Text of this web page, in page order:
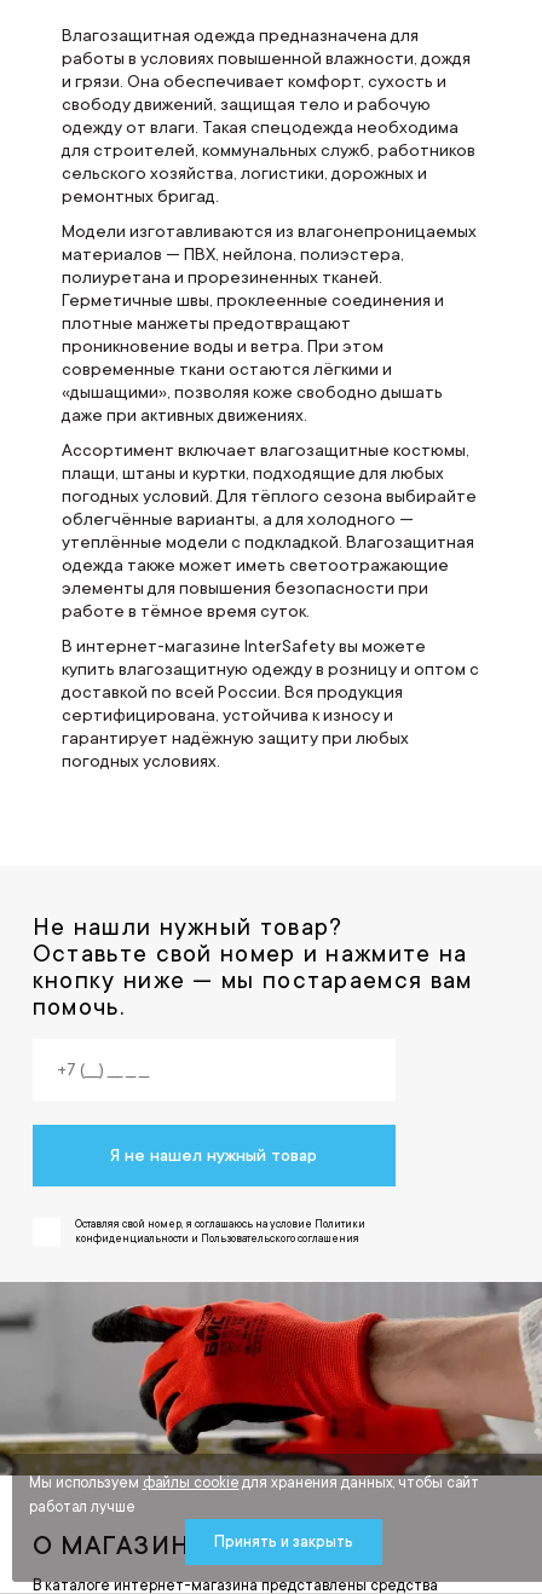
Влагозащитная одежда предназначена для
работы в условиях повышенной влажности, дождя
и грязи. Она обеспечивает комфорт, сухость и
свободу движений, защищая тело и рабочую
одежду от влаги. Такая спецодежда необходима
для строителей, коммунальных служб, работников
сельского хозяйства, логистики, дорожных и
ремонтных бригад.
Модели изготавливаются из влагонепроницаемых
материалов — ПВХ, нейлона, полиэстера,
полиуретана и прорезиненных тканей.
Герметичные швы, проклеенные соединения и
плотные манжеты предотвращают
проникновение воды и ветра. При этом
современные ткани остаются лёгкими и
«дышащими», позволяя коже свободно дышать
даже при активных движениях.
Ассортимент включает влагозащитные костюмы,
плащи, штаны и куртки, подходящие для любых
погодных условий. Для тёплого сезона выбирайте
облегчённые варианты, а для холодного —
утеплённые модели с подкладкой. Влагозащитная
одежда также может иметь светоотражающие
элементы для повышения безопасности при
работе в тёмное время суток.
В интернет-магазине InterSafety вы можете
купить влагозащитную одежду в розницу и оптом с
доставкой по всей России. Вся продукция
сертифицирована, устойчива к износу и
гарантирует надёжную защиту при любых
погодных условиях.
Не нашли нужный товар?
Оставьте свой номер и нажмите на
кнопку ниже — мы постараемся вам
помочь.
Я не нашел нужный товар
Оставляя свой номер, я соглашаюсь на условие Политики
конфиденциальности и Пользовательского соглашения
О МАГАЗИНЕ
В каталоге интернет-магазина представлены средства
Мы используем файлы cookie для хранения данных, чтобы сайт
работал лучше
Принять и закрыть